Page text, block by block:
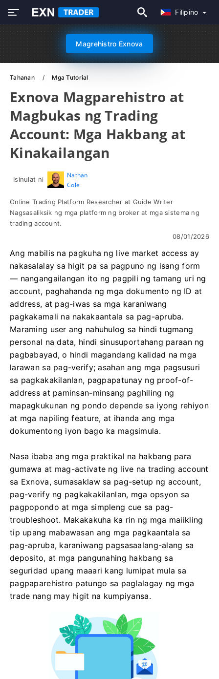
Filipino
Magrehistro Exnova
Tahanan Mga Tutorial
Exnova Magparehistro at
Magbukas ng Trading
Account: Mga Hakbang at
Kinakailangan
Isinulat ni
Nathan
Cole
Online Trading Platform Researcher at Guide Writer
Nagsasaliksik ng mga platform ng broker at mga sistema ng
trading account.
08/01/2026
Ang mabilis na pagkuha ng live market access ay
nakasalalay sa higit pa sa pagpuno ng isang form
— nangangailangan ito ng pagpili ng tamang uri ng
account, paghahanda ng mga dokumento ng ID at
address, at pag-iwas sa mga karaniwang
pagkakamali na nakakaantala sa pag-apruba.
Maraming user ang nahuhulog sa hindi tugmang
personal na data, hindi sinusuportahang paraan ng
pagbabayad, o hindi magandang kalidad na mga
larawan sa pag-verify; asahan ang mga pagsusuri
sa pagkakakilanlan, pagpapatunay ng proof-of-
address at paminsan-minsang paghiling ng
mapagkukunan ng pondo depende sa iyong rehiyon
at mga napiling feature, at ihanda ang mga
dokumentong iyon bago ka magsimula.
Nasa ibaba ang mga praktikal na hakbang para
gumawa at mag-activate ng live na trading account
sa Exnova, sumasaklaw sa pag-setup ng account,
pag-verify ng pagkakakilanlan, mga opsyon sa
pagpopondo at mga simpleng cue sa pag-
troubleshoot. Makakakuha ka rin ng mga maiikling
tip upang mabawasan ang mga pagkaantala sa
pag-apruba, karaniwang pagsasaalang-alang sa
deposito, at mga pangunahing hakbang sa
seguridad upang maaari kang lumipat mula sa
pagpaparehistro patungo sa paglalagay ng mga
trade nang may higit na kumpiyansa.